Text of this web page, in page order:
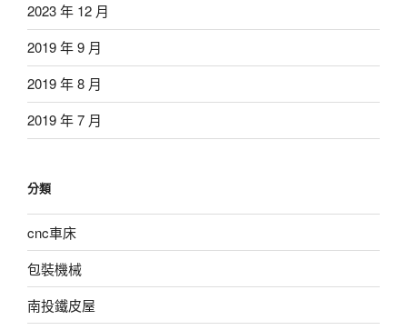
2023 年 12 月
2019 年 9 月
2019 年 8 月
2019 年 7 月
分類
cnc車床
包裝機械
南投鐵皮屋